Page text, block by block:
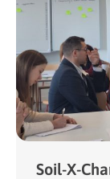
Soil-X-